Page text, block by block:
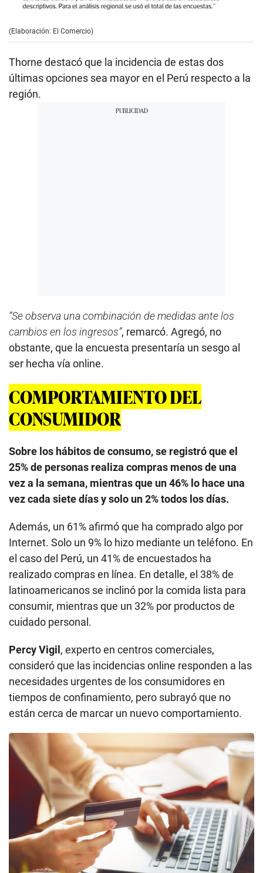
(Elaboración: El Comercio)
Thorne destacó que la incidencia de estas dos
últimas opciones sea mayor en el Perú respecto a la
región.
“Se observa una combinación de medidas ante los
cambios en los ingresos”, remarcó. Agregó, no
obstante, que la encuesta presentaría un sesgo al
ser hecha vía online.
COMPORTAMIENTO DEL
CONSUMIDOR
Sobre los hábitos de consumo, se registró que el
25% de personas realiza compras menos de una
vez a la semana, mientras que un 46% lo hace una
vez cada siete días y solo un 2% todos los días.
Además, un 61% afirmó que ha comprado algo por
Internet. Solo un 9% lo hizo mediante un teléfono. En
el caso del Perú, un 41% de encuestados ha
realizado compras en línea. En detalle, el 38% de
latinoamericanos se inclinó por la comida lista para
consumir, mientras que un 32% por productos de
cuidado personal.
Percy Vigil, experto en centros comerciales,
consideró que las incidencias online responden a las
necesidades urgentes de los consumidores en
tiempos de confinamiento, pero subrayó que no
están cerca de marcar un nuevo comportamiento.